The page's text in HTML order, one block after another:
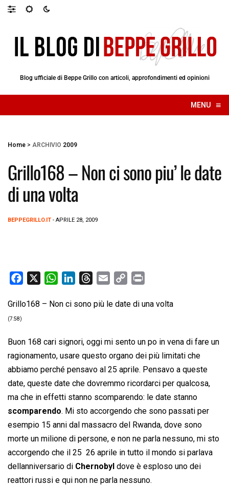
Blog ufficiale di Beppe Grillo con articoli, approfondimenti ed opinioni
MENU ≡
☰
Home > ARCHIVIO 2009
Grillo168 – Non ci sono piu’ le date
di una volta
BEPPEGRILLO.IT - APRILE 28, 2009
c
o
o
k
W
a
A
p
p
n
d
I
n
r
d
s
a
p
i
n
k
i
Grillo168 – Non ci sono più le date di una volta
(7:58)
Buon 168 cari signori, oggi mi sento un po in vena di fare un
ragionamento, usare questo organo dei più limitati che
abbiamo perché pensavo al 25 aprile. Pensavo a queste
date, queste date che dovremmo ricordarci per qualcosa,
ma che in effetti stanno scomparendo: le date stanno
scomparendo. Mi sto accorgendo che sono passati per
esempio 15 anni dal massacro del Rwanda, dove sono
morte un milione di persone, e non ne parla nessuno, mi sto
accorgendo che il 25  26 aprile in tutto il mondo si parlava
dellanniversario di Chernobyl dove è esploso uno dei
reattori russi e qui non ne parla nessuno.